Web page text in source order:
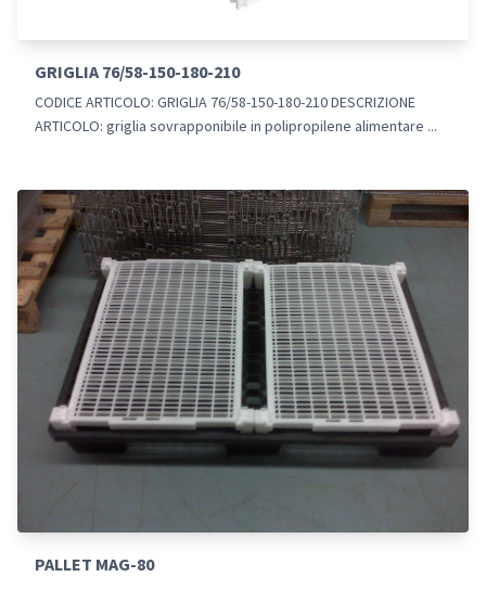
GRIGLIA 76/58-150-180-210
CODICE ARTICOLO: GRIGLIA 76/58-150-180-210 DESCRIZIONE
ARTICOLO: griglia sovrapponibile in polipropilene alimentare ...
PALLET MAG-80